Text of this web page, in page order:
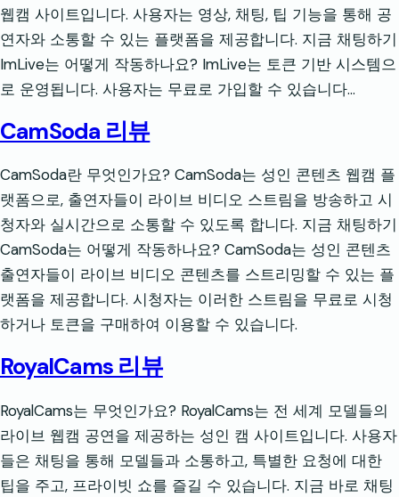
웹캠 사이트입니다. 사용자는 영상, 채팅, 팁 기능을 통해 공
연자와 소통할 수 있는 플랫폼을 제공합니다. 지금 채팅하기
ImLive는 어떻게 작동하나요? ImLive는 토큰 기반 시스템으
로 운영됩니다. 사용자는 무료로 가입할 수 있습니다…
CamSoda 리뷰
CamSoda란 무엇인가요? CamSoda는 성인 콘텐츠 웹캠 플
랫폼으로, 출연자들이 라이브 비디오 스트림을 방송하고 시
청자와 실시간으로 소통할 수 있도록 합니다. 지금 채팅하기
CamSoda는 어떻게 작동하나요? CamSoda는 성인 콘텐츠
출연자들이 라이브 비디오 콘텐츠를 스트리밍할 수 있는 플
랫폼을 제공합니다. 시청자는 이러한 스트림을 무료로 시청
하거나 토큰을 구매하여 이용할 수 있습니다.
RoyalCams 리뷰
RoyalCams는 무엇인가요? RoyalCams는 전 세계 모델들의
라이브 웹캠 공연을 제공하는 성인 캠 사이트입니다. 사용자
들은 채팅을 통해 모델들과 소통하고, 특별한 요청에 대한
팁을 주고, 프라이빗 쇼를 즐길 수 있습니다. 지금 바로 채팅